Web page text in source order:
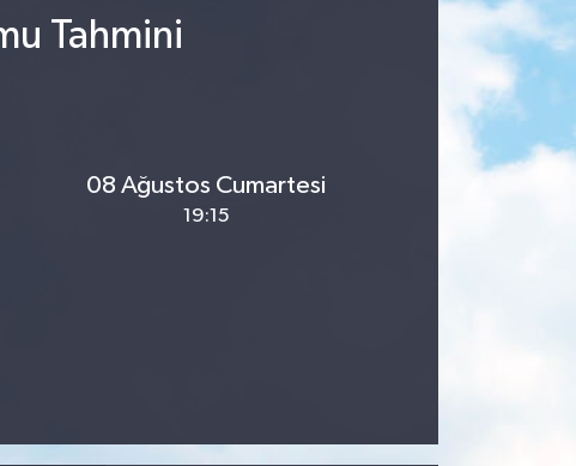
Tahmini
08 Ağustos Cumartesi
19:15